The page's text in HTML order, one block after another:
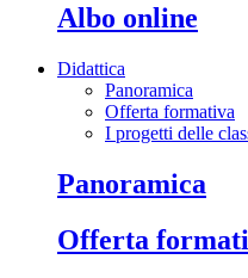
albo online
Didattica
Panoramica
Offerta formativa
I progetti delle
panoramica
offerta